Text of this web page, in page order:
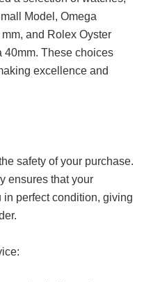
Model, Omega
and Rolex Oyster
40mm. These choices
excellence and
safety of your purchase.
ensures that your
perfect condition, giving